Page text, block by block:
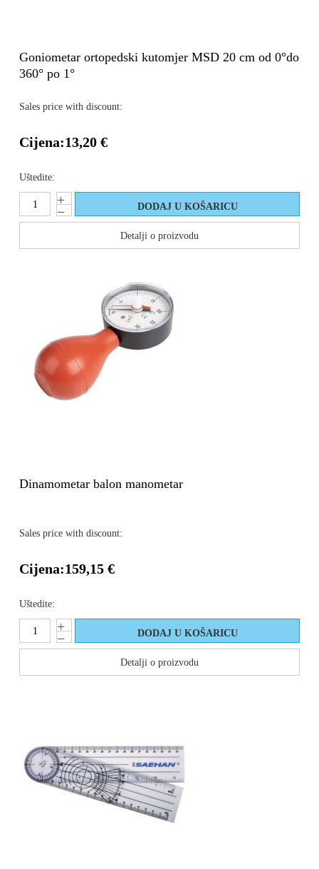
Goniometar ortopedski kutomjer MSD 20 cm od 0°do
360° po 1°
Sales price with discount:
Cijena:13,20 €
Uštedite:
Detalji o proizvodu
Dinamometar balon manometar
Sales price with discount:
Cijena:159,15 €
Uštedite:
Detalji o proizvodu